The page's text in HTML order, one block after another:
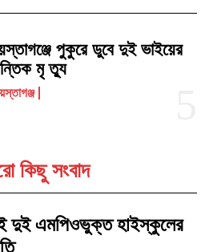
পুকুরে ডুবে দুই ভাইয়ের
মৃ ত্যু
কিছু সংবাদ
দুই এমপিওভুক্ত হাইস্কুলের